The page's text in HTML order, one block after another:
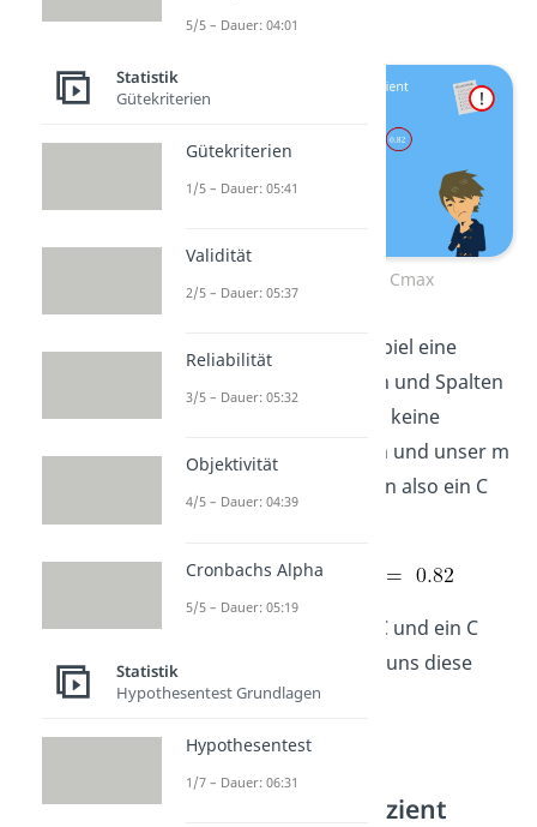
Berechnung von Cmax
Da wir in unserem Beispiel eine
gleiche Anzahl an Zeilen und Spalten
haben, müssen wir hier keine
Unterscheidung treffen und unser m
ist gleich drei. Wir haben also ein C
So. Nun haben wir ein C und ein C
max. Aber was bringen uns diese
Ergebnisse jetzt?
Korrigierter
Kontingenzkoeffizient
5/5 – Dauer: 04:01
Statistik
Gütekriterien
Gütekriterien
1/5 – Dauer: 05:41
Validität
2/5 – Dauer: 05:37
Reliabilität
3/5 – Dauer: 05:32
Objektivität
4/5 – Dauer: 04:39
Cronbachs Alpha
5/5 – Dauer: 05:19
Statistik
Hypothesentest Grundlagen
Hypothesentest
1/7 – Dauer: 06:31